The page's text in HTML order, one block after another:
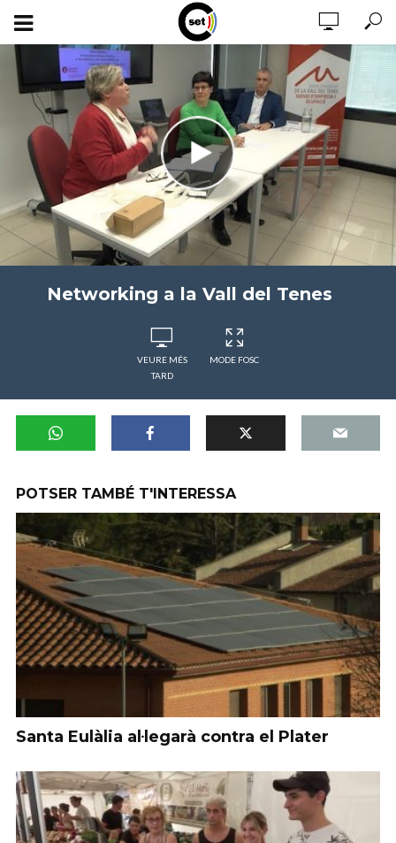
Networking a la Vall del Tenes
VEURE MÉS
TARD
MODE FOSC
POTSER TAMBÉ T'INTERESSA
Santa Eulàlia al·legarà contra el Plater